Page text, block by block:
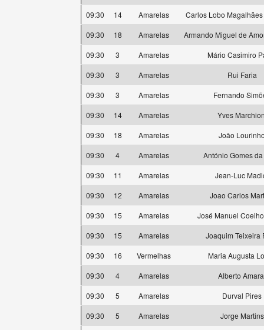
09:30
14 Amarelas
Carlos Lobo
09:30
18 Amarelas
Armando Miguel de
09:30
3 Amarelas
Mário Casimiro
09:30
3 Amarelas
Rui Faria
09:30
3 Amarelas
Fernando
09:30
14 Amarelas
Yves
09:30
18 Amarelas
João
09:30
4 Amarelas
António Gomes
09:30
11 Amarelas
Jean-Luc
09:30
12 Amarelas
Joao Carlos
09:30
15 Amarelas
José Manuel
09:30
15 Amarelas
Joaquim Teixeira
09:30
16 Vermelhas
Maria Augusta
09:30
4 Amarelas
Alberto
09:30
5 Amarelas
Durval Pires
09:30
5 Amarelas
Jorge Martins